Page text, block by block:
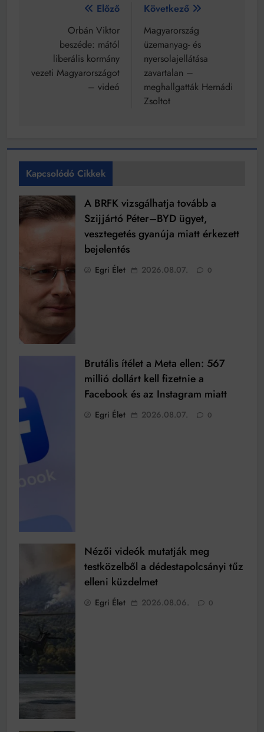
Bejegyzés
navigáció
Előző
Orbán Viktor
beszéde: mától
liberális kormány
vezeti Magyarországot
– videó
Következő
Magyarország
üzemanyag- és
nyersolajellátása
zavartalan –
meghallgatták Hernádi
Zsoltot
Kapcsolódó Cikkek
A BRFK vizsgálhatja tovább a
Szijjártó Péter–BYD ügyet,
vesztegetés gyanúja miatt érkezett
bejelentés
Egri Élet 2026.08.07. 0
Brutális ítélet a Meta ellen: 567
millió dollárt kell fizetnie a
Facebook és az Instagram miatt
Egri Élet 2026.08.07. 0
Nézői videók mutatják meg
testközelből a dédestapolcsányi tűz
elleni küzdelmet
Egri Élet 2026.08.06. 0